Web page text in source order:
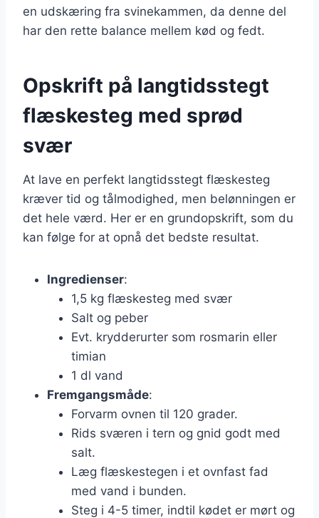
en udskæring fra svinekammen, da denne del
har den rette balance mellem kød og fedt.
Opskrift på langtidsstegt
flæskesteg med sprød
svær
At lave en perfekt langtidsstegt flæskesteg
kræver tid og tålmodighed, men belønningen er
det hele værd. Her er en grundopskrift, som du
kan følge for at opnå det bedste resultat.
Ingredienser:
1,5 kg flæskesteg med svær
Salt og peber
Evt. krydderurter som rosmarin eller
timian
1 dl vand
Fremgangsmåde:
Forvarm ovnen til 120 grader.
Rids sværen i tern og gnid godt med
salt.
Læg flæskestegen i et ovnfast fad
med vand i bunden.
Steg i 4-5 timer, indtil kødet er mørt og